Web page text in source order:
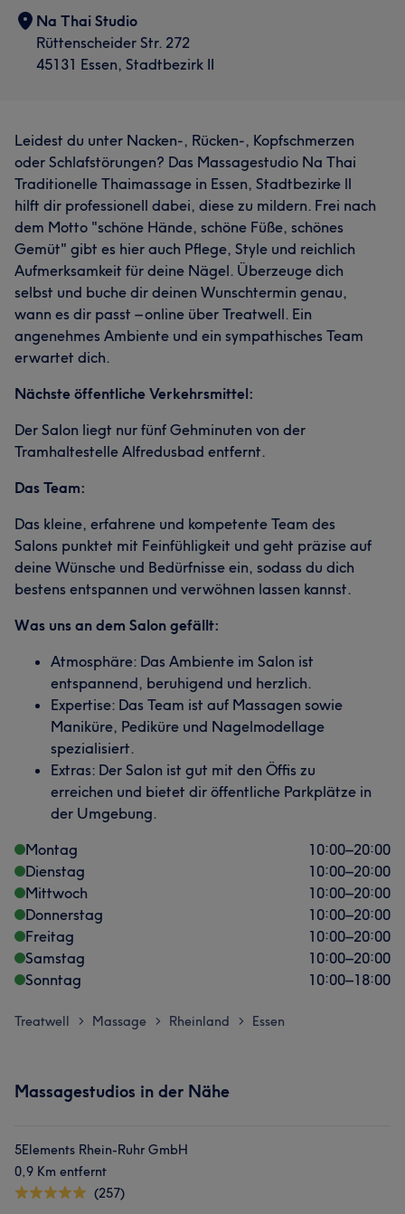
Na Thai Studio
Rüttenscheider Str. 272
45131 Essen, Stadtbezirk II
Leidest du unter Nacken-, Rücken-, Kopfschmerzen
oder Schlafstörungen? Das Massagestudio Na Thai
Traditionelle Thaimassage in Essen, Stadtbezirke ll
hilft dir professionell dabei, diese zu mildern. Frei nach
dem Motto "schöne Hände, schöne Füße, schönes
Gemüt" gibt es hier auch Pflege, Style und reichlich
Aufmerksamkeit für deine Nägel. Überzeuge dich
selbst und buche dir deinen Wunschtermin genau,
wann es dir passt – online über Treatwell. Ein
angenehmes Ambiente und ein sympathisches Team
erwartet dich.
Nächste öffentliche Verkehrsmittel:
Der Salon liegt nur fünf Gehminuten von der
Tramhaltestelle Alfredusbad entfernt.
Das Team:
Das kleine, erfahrene und kompetente Team des
Salons punktet mit Feinfühligkeit und geht präzise auf
deine Wünsche und Bedürfnisse ein, sodass du dich
bestens entspannen und verwöhnen lassen kannst.
Was uns an dem Salon gefällt:
Atmosphäre: Das Ambiente im Salon ist
entspannend, beruhigend und herzlich.
Expertise: Das Team ist auf Massagen sowie
Maniküre, Pediküre und Nagelmodellage
spezialisiert.
Extras: Der Salon ist gut mit den Öffis zu
erreichen und bietet dir öffentliche Parkplätze in
der Umgebung.
Montag
10:00–20:00
Dienstag
10:00–20:00
Mittwoch
10:00–20:00
Donnerstag
10:00–20:00
Freitag
10:00–20:00
Samstag
10:00–20:00
Sonntag
10:00–18:00
Treatwell > Massage > Rheinland > Essen
Massagestudios in der Nähe
5Elements Rhein-Ruhr GmbH
0,9 Km entfernt
(257)